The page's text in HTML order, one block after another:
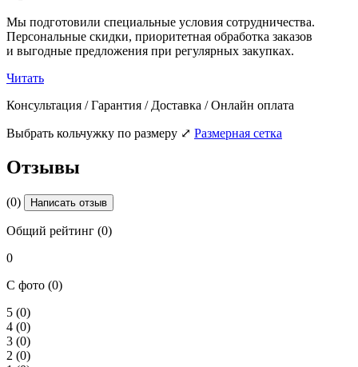
Мы подготовили специальные условия сотрудничества.
Персональные скидки, приоритетная обработка заказов
и выгодные предложения при регулярных закупках.
Читать
Консультация / Гарантия / Доставка / Онлайн оплата
Выбрать кольчужку по размеру ⤢ Размерная сетка
Отзывы
(0) Написать отзыв
Общий рейтинг (0)
0
С фото (0)
5 (0)
4 (0)
3 (0)
2 (0)